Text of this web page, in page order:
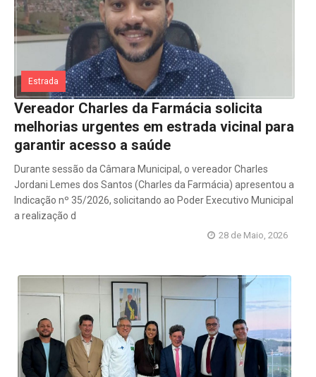
Estrada
Vereador Charles da Farmácia solicita
melhorias urgentes em estrada vicinal para
garantir acesso a saúde
Durante sessão da Câmara Municipal, o vereador Charles
Jordani Lemes dos Santos (Charles da Farmácia) apresentou a
Indicação nº 35/2026, solicitando ao Poder Executivo Municipal
a realização d
28 de Maio, 2026